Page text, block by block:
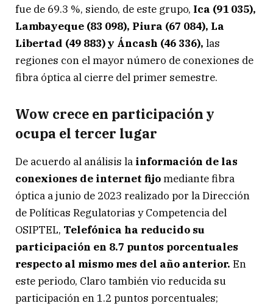
fue de 69.3 %, siendo, de este grupo, Ica (91 035),
Lambayeque (83 098), Piura (67 084), La
Libertad (49 883) y Áncash (46 336), las
regiones con el mayor número de conexiones de
fibra óptica al cierre del primer semestre.
Wow crece en participación y
ocupa el tercer lugar
De acuerdo al análisis la información de las
conexiones de internet fijomediante fibra
óptica a junio de 2023 realizado por la Dirección
de Políticas Regulatorias y Competencia del
OSIPTEL, Telefónica ha reducido su
participación en 8.7 puntos porcentuales
respecto al mismo mes del año anterior. En
este periodo, Claro también vio reducida su
participación en 1.2 puntos porcentuales;